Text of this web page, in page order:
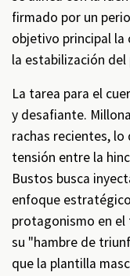
firmado por un
objetivo principal la
la estabilización
La tarea para el
y desafiante.
rachas recientes, lo
tensión entre la
Bustos busca
enfoque
protagonismo en el
su "hambre de
que la plantilla